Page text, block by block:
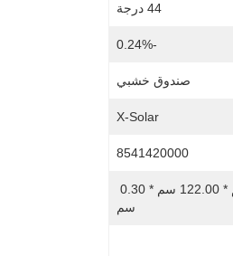
44 درجة
-0.24%
صندوق خشبي
X-Solar
8541420000
سم